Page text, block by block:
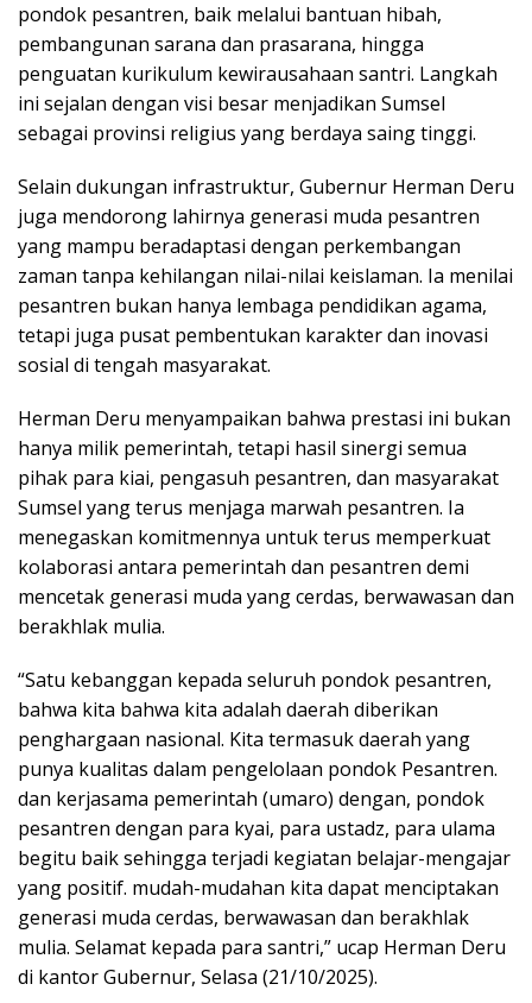
pondok pesantren, baik melalui bantuan hibah,
pembangunan sarana dan prasarana, hingga
penguatan kurikulum kewirausahaan santri. Langkah
ini sejalan dengan visi besar menjadikan Sumsel
sebagai provinsi religius yang berdaya saing tinggi.
Selain dukungan infrastruktur, Gubernur Herman Deru
juga mendorong lahirnya generasi muda pesantren
yang mampu beradaptasi dengan perkembangan
zaman tanpa kehilangan nilai-nilai keislaman. Ia menilai
pesantren bukan hanya lembaga pendidikan agama,
tetapi juga pusat pembentukan karakter dan inovasi
sosial di tengah masyarakat.
Herman Deru menyampaikan bahwa prestasi ini bukan
hanya milik pemerintah, tetapi hasil sinergi semua
pihak para kiai, pengasuh pesantren, dan masyarakat
Sumsel yang terus menjaga marwah pesantren. Ia
menegaskan komitmennya untuk terus memperkuat
kolaborasi antara pemerintah dan pesantren demi
mencetak generasi muda yang cerdas, berwawasan dan
berakhlak mulia.
“Satu kebanggan kepada seluruh pondok pesantren,
bahwa kita bahwa kita adalah daerah diberikan
penghargaan nasional. Kita termasuk daerah yang
punya kualitas dalam pengelolaan pondok Pesantren.
dan kerjasama pemerintah (umaro) dengan, pondok
pesantren dengan para kyai, para ustadz, para ulama
begitu baik sehingga terjadi kegiatan belajar-mengajar
yang positif. mudah-mudahan kita dapat menciptakan
generasi muda cerdas, berwawasan dan berakhlak
mulia. Selamat kepada para santri,” ucap Herman Deru
di kantor Gubernur, Selasa (21/10/2025).